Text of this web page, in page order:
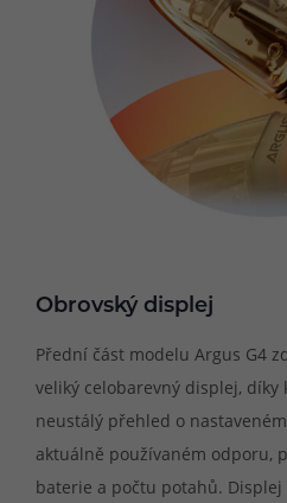
Obrovský displej
Přední část modelu Argus G4
veliký celobarevný displej,
neustálý přehled o
aktuálně používaném odporu,
baterie a počtu potahů.